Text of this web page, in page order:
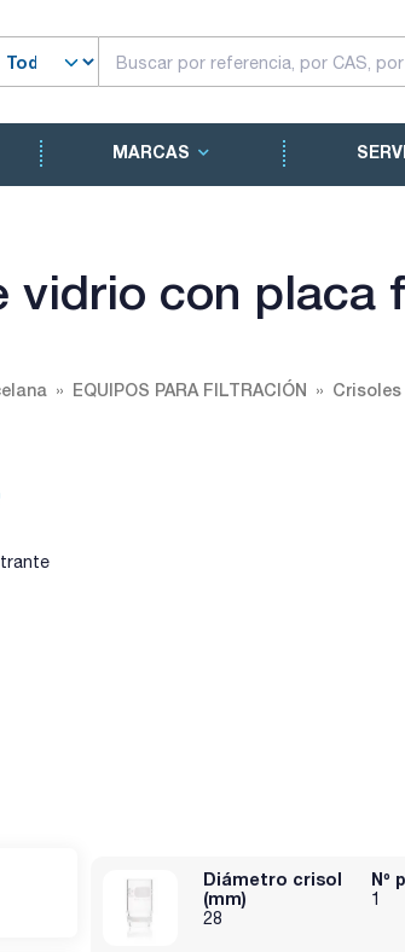
MARCAS
vidrio con placa
EQUIPOS PARA FILTRACIÓN
Diámetro crisol
(mm)
28
Nº
1